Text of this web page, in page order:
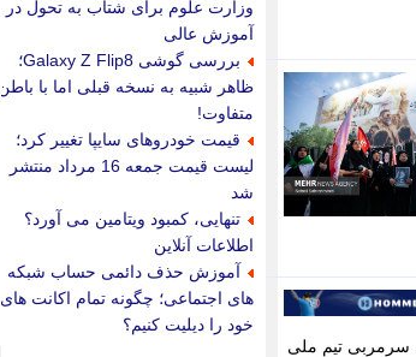
سرمربی تیم ملی
وزارت علوم برای شتاب به تحول در
آموزش عالی
بررسی گوشی Galaxy Z Flip8؛
ظاهر شبیه به نسخه قبلی اما با باطن
متفاوت!
قیمت خودروهای سایپا تغییر کرد؛
لیست قیمت جمعه 16 مرداد منتشر
شد
تنهایی، کمبود ویتامین می آورد؟
اطلاعات آنلاین
آموزش حذف دائمی حساب شبکه
های اجتماعی؛ چگونه تمام اکانت های
خود را دیلیت کنیم؟